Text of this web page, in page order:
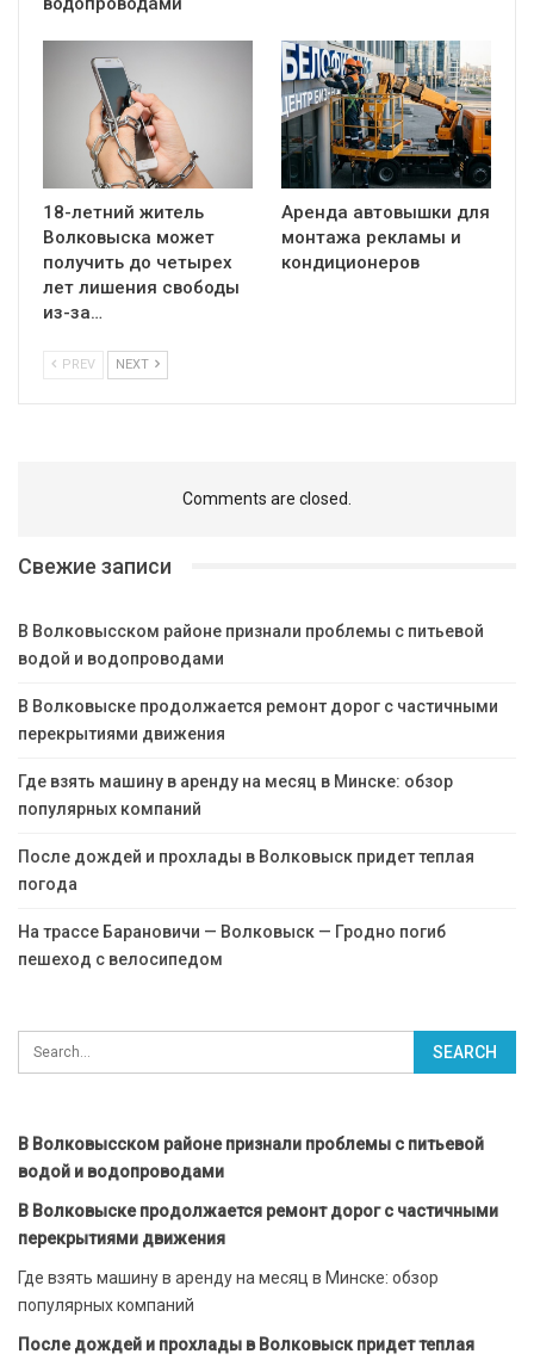
18-летний житель
Волковыска может
получить до четырех
лет лишения свободы
из-за…
Аренда автовышки для
монтажа рекламы и
кондиционеров
PREV NEXT
Comments are closed.
Свежие записи
В Волковысском районе признали проблемы с питьевой
водой и водопроводами
В Волковыске продолжается ремонт дорог с частичными
перекрытиями движения
Где взять машину в аренду на месяц в Минске: обзор
популярных компаний
После дождей и прохлады в Волковыск придет теплая
погода
На трассе Барановичи — Волковыск — Гродно погиб
пешеход с велосипедом
В Волковысском районе признали проблемы с питьевой
водой и водопроводами
В Волковыске продолжается ремонт дорог с частичными
перекрытиями движения
Где взять машину в аренду на месяц в Минске: обзор
популярных компаний
После дождей и прохлады в Волковыск придет теплая